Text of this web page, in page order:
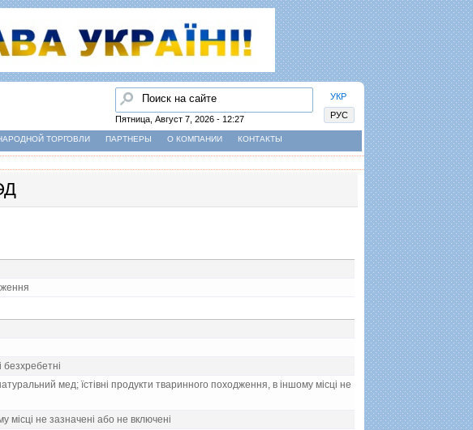
УКР
РУС
Найти
Пятница, Август 7, 2026 - 12:27
ТОРГОВЛИ ПАРТНЕРЫ О КОМПАНИИ КОНТАКТЫ
мед; їстiвнi продукти тваринного походження, в iншому мiсцi не
мiсцi не зазначенi або не включенi